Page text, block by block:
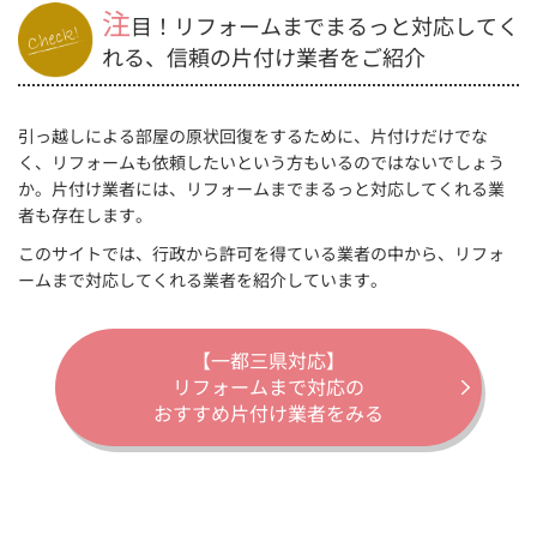
注目！リフォームまでまるっと対応してく
れる、信頼の片付け業者をご紹介
引っ越しによる部屋の原状回復をするために、片付けだけでな
く、リフォームも依頼したいという方もいるのではないでしょう
か。片付け業者には、リフォームまでまるっと対応してくれる業
者も存在します。
このサイトでは、行政から許可を得ている業者の中から、リフォ
ームまで対応してくれる業者を紹介しています。
【一都三県対応】
リフォームまで対応の
おすすめ片付け業者をみる